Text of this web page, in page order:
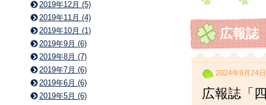
広報誌
2024年9月24日
広報誌「
2019年12月 (5)
2019年11月 (4)
2019年10月 (1)
2019年9月 (6)
2019年8月 (7)
2019年7月 (6)
2019年6月 (6)
2019年5月 (6)